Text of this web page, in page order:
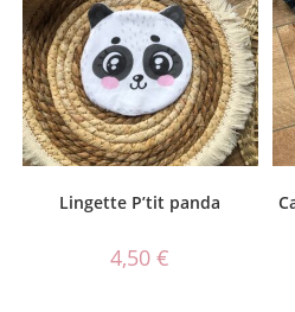
Lingette P’tit panda
4,50€